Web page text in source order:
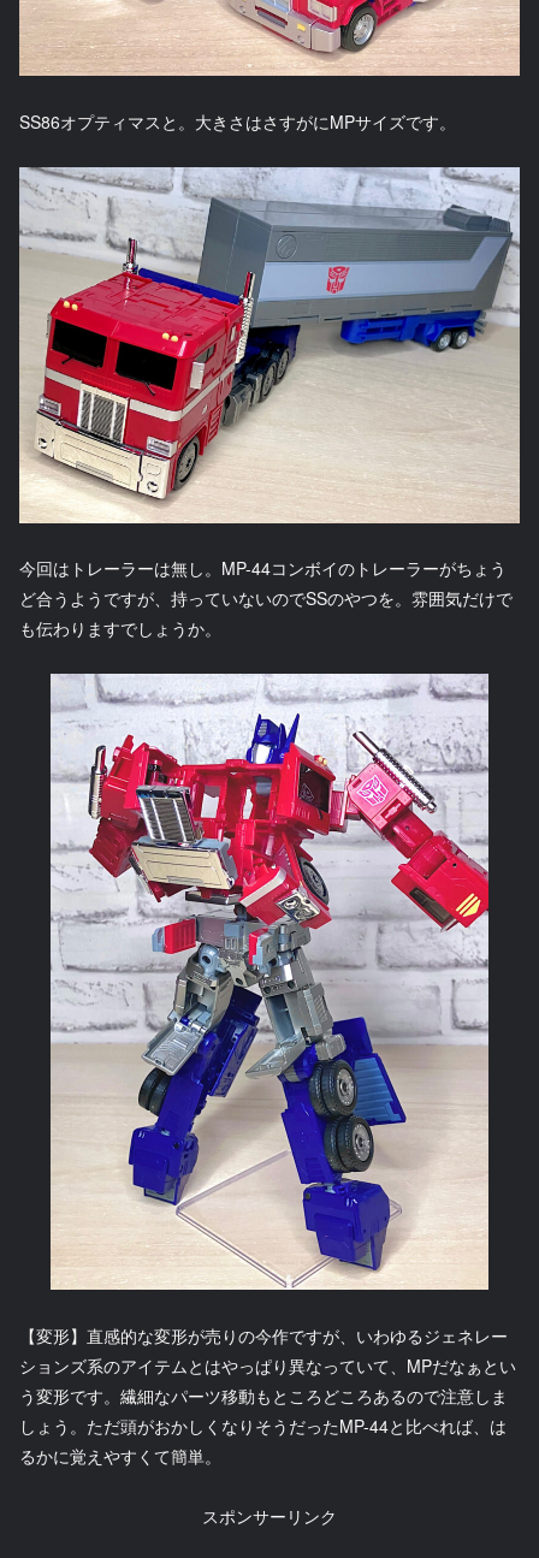
SS86オプティマスと。大きさはさすがにMPサイズです。
今回はトレーラーは無し。MP-44コンボイのトレーラーがちょう
ど合うようですが、持っていないのでSSのやつを。雰囲気だけで
も伝わりますでしょうか。
【変形】直感的な変形が売りの今作ですが、いわゆるジェネレー
ションズ系のアイテムとはやっぱり異なっていて、MPだなぁとい
う変形です。繊細なパーツ移動もところどころあるので注意しま
しょう。ただ頭がおかしくなりそうだったMP-44と比べれば、は
るかに覚えやすくて簡単。
スポンサーリンク